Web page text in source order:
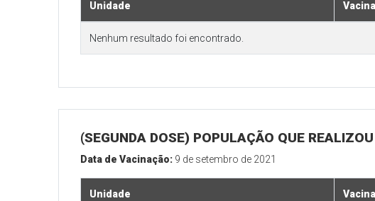
Unidade Vacina
Nenhum resultado foi encontrado.
(SEGUNDA DOSE) POPULAÇÃO QUE
Data de Vacinação: 9 de setembro de 2021
Unidade Vacina